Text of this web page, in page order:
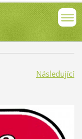
Následující